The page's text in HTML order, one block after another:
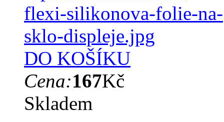
DO KOŠÍKU
Cena:167Kč
Skladem